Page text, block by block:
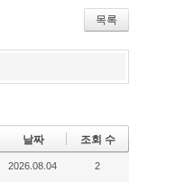
bo
ok
ou
s
목록
날짜 조회 수
2026.08.04 2